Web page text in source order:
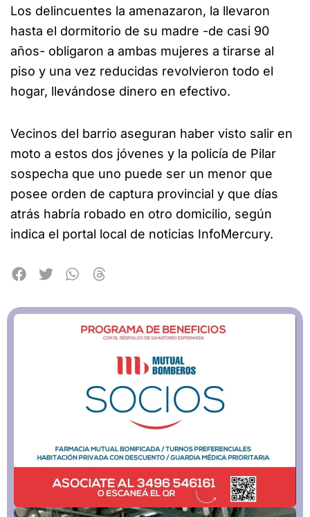
Los delincuentes la amenazaron, la llevaron
hasta el dormitorio de su madre -de casi 90
años- obligaron a ambas mujeres a tirarse al
piso y una vez reducidas revolvieron todo el
hogar, llevándose dinero en efectivo.
Vecinos del barrio aseguran haber visto salir en
moto a estos dos jóvenes y la policía de Pilar
sospecha que uno puede ser un menor que
posee orden de captura provincial y que días
atrás habría robado en otro domicilio, según
indica el portal local de noticias InfoMercury.